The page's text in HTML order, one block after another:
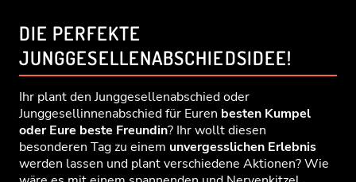
ESCAPE ROOMS
FAQ
DIE PERFEKTE
JUNGGESELLENABSCHIEDSIDEE!
Ihr plant den Junggesellenabschied oder
Junggesellinnenabschied für Euren besten Kumpel
oder Eure beste Freundin? Ihr wollt diesen
besonderen Tag zu einem unvergesslichen Erlebnis
werden lassen und plant verschiedene Aktionen? Wie